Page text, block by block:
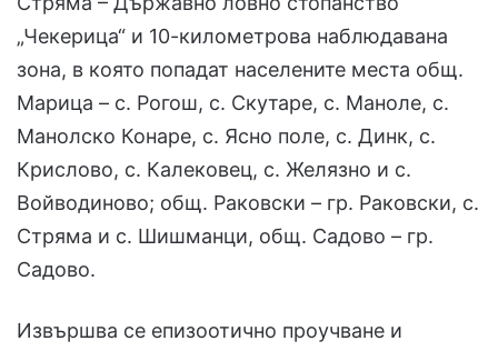
„Чекерица“ и 10-километрова наблюдавана
зона, в която попадат населените места общ.
Марица – с. Рогош, с. Скутаре, с. Маноле, с.
Манолско Конаре, с. Ясно поле, с. Динк, с.
Крислово, с. Калековец, с. Желязно и с.
Войводиново; общ. Раковски – гр. Раковски, с.
Стряма и с. Шишманци, общ. Садово – гр.
Садово.
Извършва се епизоотично проучване и